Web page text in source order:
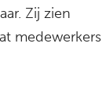
Zij zien
medewerkers